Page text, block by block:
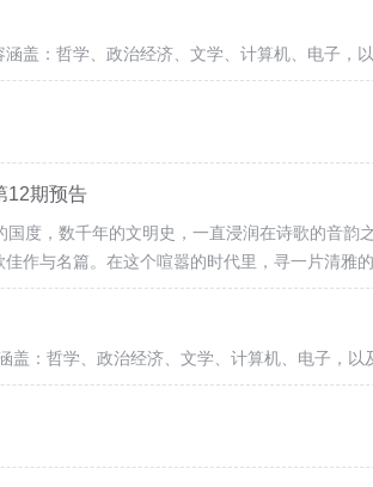
：哲学、政治经济、文学、计算机、电子，以
12期预告
，数千年的文明史，一直浸润在诗歌的音韵
作与名篇。在这个喧嚣的时代里，寻一片清雅的
：哲学、政治经济、文学、计算机、电子，以